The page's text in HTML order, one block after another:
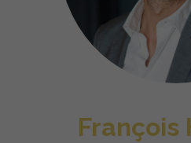
François